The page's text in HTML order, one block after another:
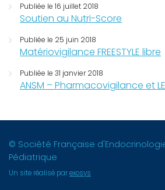
Publiée le 16 juillet 2018
Soutien au Nutri-Score
Publiée le 25 juin 2018
Matériovigilance FREESTYLE libre
Publiée le 31 janvier 2018
ANSM – Pharmacovigilance et
© Société Française
Pédiatrique
Un site réalisé parexosys